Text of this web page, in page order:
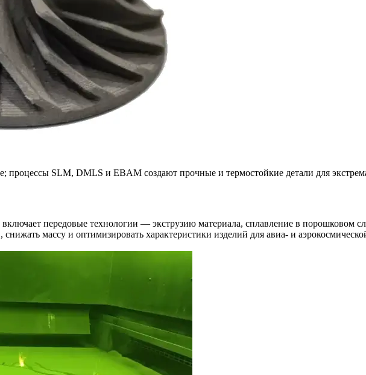
процессы SLM, DMLS и EBAM создают прочные и термостойкие детали для
передовые технологии — экструзию материала, сплавление в порошковом
снижать массу и оптимизировать характеристики изделий для авиа- и